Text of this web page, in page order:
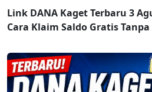
Link DANA Kaget Terbaru 3
Cara Klaim Saldo Gratis